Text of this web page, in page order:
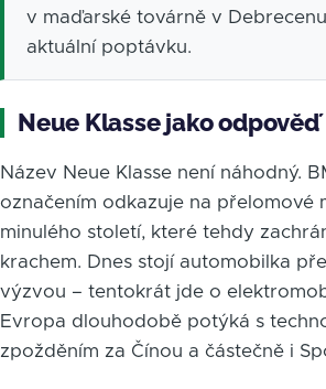
v maďarské továrně v
aktuální poptávku.
Neue Klasse jako odpověď
Název Neue Klasse není náhodný.
označením odkazuje na přelomové
minulého století, které tehdy
krachem. Dnes stojí automobilka
výzvou – tentokrát jde o
Evropa dlouhodobě potýká s
zpožděním za Čínou a částečně i